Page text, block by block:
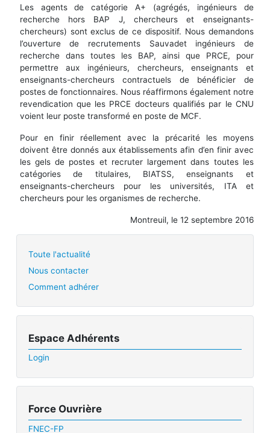
Les agents de catégorie A+ (agrégés, ingénieurs de
recherche hors BAP J, chercheurs et enseignants-
chercheurs) sont exclus de ce dispositif. Nous demandons
l’ouverture de recrutements Sauvadet ingénieurs de
recherche dans toutes les BAP, ainsi que PRCE, pour
permettre aux ingénieurs, chercheurs, enseignants et
enseignants-chercheurs contractuels de bénéficier de
postes de fonctionnaires. Nous réaffirmons également notre
revendication que les PRCE docteurs qualifiés par le CNU
voient leur poste transformé en poste de MCF.
Pour en finir réellement avec la précarité les moyens
doivent être donnés aux établissements afin d’en finir avec
les gels de postes et recruter largement dans toutes les
catégories de titulaires, BIATSS, enseignants et
enseignants-chercheurs pour les universités, ITA et
chercheurs pour les organismes de recherche.
Montreuil, le 12 septembre 2016
Toute l'actualité
Nous contacter
Comment adhérer
Espace Adhérents
Login
Force Ouvrière
FNEC-FP